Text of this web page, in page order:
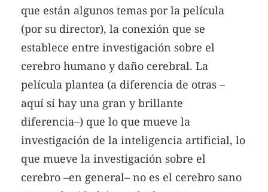
que están algunos temas por la película
(por su director), la conexión que se
establece entre investigación sobre el
cerebro humano y daño cerebral. La
película plantea (a diferencia de otras –
aquí sí hay una gran y brillante
diferencia–) que lo que mueve la
investigación de la inteligencia artificial, lo
que mueve la investigación sobre el
cerebro –en general– no es el cerebro sano